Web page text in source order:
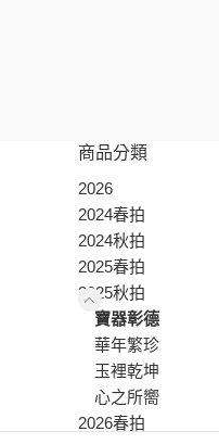
商品分類
2026
2024春拍
2024秋拍
2025春拍
2025秋拍
寶器彰德
華年繁珍
玉裡乾坤
心之所嚮
2026春拍